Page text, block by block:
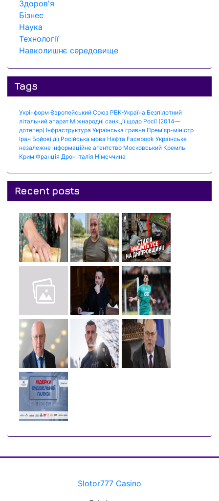
Здоров'я
Бізнес
Наука
Технології
Навколишнє середовище
Tags
Укрінформ Європейський Союз РБК-Україна Безпілотний
літальний апарат Міжнародні санкції щодо Росії (2014—
дотепер) Інфраструктура Українська гривня Прем'єр-міністр
Іран Бойові дії Російська мова Нафта Facebook Українське
незалежне інформаційне агентство Московський Кремль
Крим Франція Дрон Італія Німеччина
Recent posts
Slotor777 Casino